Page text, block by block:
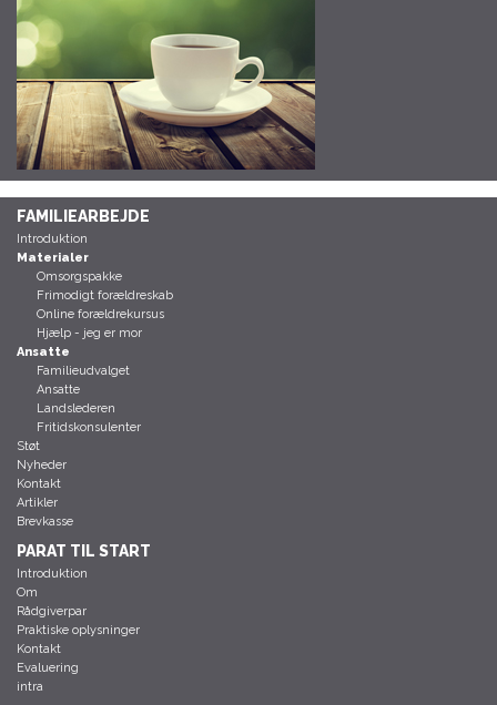
FAMILIEARBEJDE
Introduktion
Materialer
Omsorgspakke
Frimodigt forældreskab
Online forældrekursus
Hjælp - jeg er mor
Ansatte
Familieudvalget
Ansatte
Landslederen
Fritidskonsulenter
Støt
Nyheder
Kontakt
Artikler
Brevkasse
PARAT TIL START
Introduktion
Om
Rådgiverpar
Praktiske oplysninger
Kontakt
Evaluering
intra